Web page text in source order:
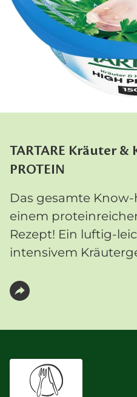
TARTARE Kräuter &
PROTEIN
Das gesamte
einem
Rezept! Ein luftig-
intensivem